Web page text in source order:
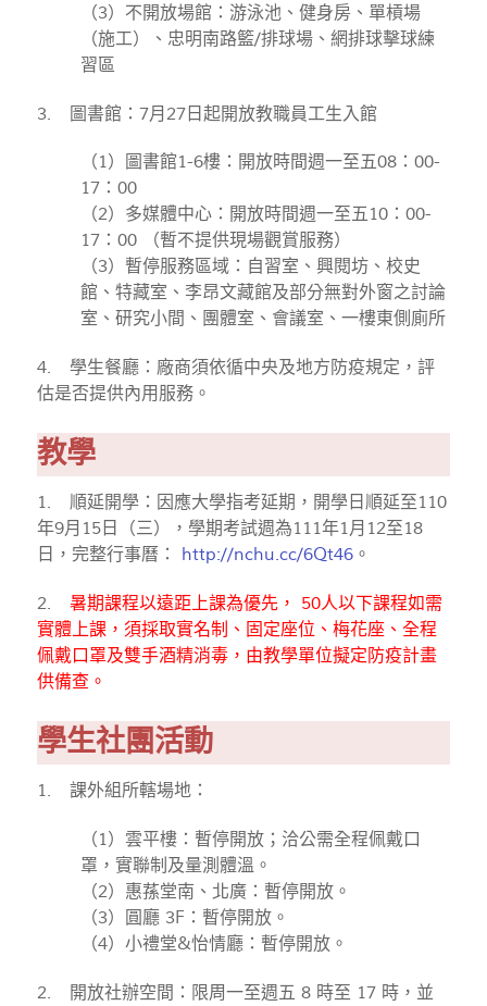
（3）不開放場館：游泳池、健身房、單槓場
（施工）、忠明南路籃/排球場、網排球擊球練
習區
3. 圖書館：7月27日起開放教職員工生入館
（1）圖書館1-6樓：開放時間週一至五08：00-
17：00
（2）多媒體中心：開放時間週一至五10：00-
17：00 （暫不提供現場觀賞服務）
（3）暫停服務區域：自習室、興閱坊、校史
館、特藏室、李昂文藏館及部分無對外窗之討論
室、研究小間、團體室、會議室、一樓東側廁所
4. 學生餐廳：廠商須依循中央及地方防疫規定，評
估是否提供內用服務。
教學
1. 順延開學：因應大學指考延期，開學日順延至110
年9月15日（三），學期考試週為111年1月12至18
日，完整行事曆： http://nchu.cc/6Qt46 。
2. 暑期課程以遠距上課為優先， 50人以下課程如需
實體上課，須採取實名制、固定座位、梅花座、全程
佩戴口罩及雙手酒精消毒，由教學單位擬定防疫計畫
供備查。
學生社團活動
1. 課外組所轄場地：
（1）雲平樓：暫停開放；洽公需全程佩戴口
罩，實聯制及量測體溫。
（2）惠蓀堂南、北廣：暫停開放。
（3）圓廳 3F：暫停開放。
（4）小禮堂&怡情廳：暫停開放。
2. 開放社辦空間：限周一至週五 8 時至 17 時，並